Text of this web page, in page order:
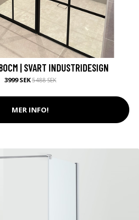
| SVART INDUSTRIDESIGN
3999 SEK5488 SEK
MER INFO!